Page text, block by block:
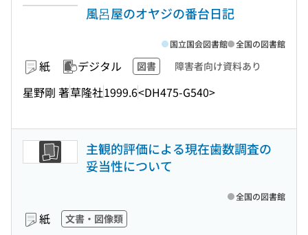
風呂屋のオヤジの番台日記
紙 デジタル 図書 障害者向け資料あり
星野剛 著草隆社1999.6<DH475-G540>
国立国会図書館 全国の図書館
主観的評価による現在歯数調査の
妥当性について
紙 文書・図像類
全国の図書館